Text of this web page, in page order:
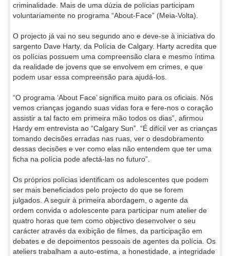
criminalidade. Mais de uma dúzia de polícias participam
voluntariamente no programa “About-Face” (Meia-Volta).
O projecto já vai no seu segundo ano e deve-se à iniciativa do
sargento Dave Harty, da Polícia de Calgary. Harty acredita que
os polícias possuem uma compreensão clara e mesmo íntima
da realidade de jovens que se envolvem em crimes, e que
podem usar essa compreensão para ajudá-los.
“O programa ‘About Face’ significa muito para os oficiais. Nós
vemos crianças jogando suas vidas fora e fere-nos o coração
assistir a tal facto em primeira mão todos os dias”, afirmou
Hardy em entrevista ao “Calgary Sun”. “É difícil ver as crianças
tomando decisões erradas nas ruas, ver o desdobramento
dessas decisões e ver como elas não entendem que ter uma
ficha na polícia pode afectá-las no futuro”.
Os próprios polícias identificam os adolescentes que podem
ser mais beneficiados pelo projecto do que se forem
julgados. A seguir à primeira abordagem, o agente da
ordem convida o adolescente para participar num atelier de
quatro horas que tem como objectivo desenvolver o seu
carácter através da exibição de filmes, da participação em
debates e de depoimentos pessoais de agentes da polícia. Os
ateliers trabalham a auto-estima, a honestidade, a integridade